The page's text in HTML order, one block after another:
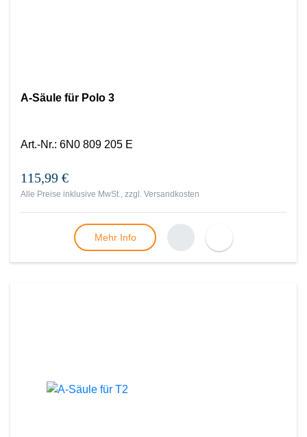
A-Säule für Polo 3
Art.-Nr.: 6N0 809 205 E
115,99 €
Alle Preise inklusive MwSt., zzgl. Versandkosten
Mehr Info